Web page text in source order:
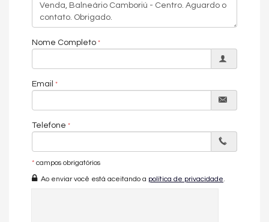
funcionalidade extra.
**Detalhes do Imóvel:**
- **Aquecimento de Água**: Conforto térmico garantido.
- **Ar Condicionado**: Controle de temperatura para seu
máximo conforto.
- **Churrasqueira**: Para momentos de lazer e
- **Piso Cerâmico e Laminado**: Beleza e durabilidade.
- **Sala de Estar e Sala de Jantar**: Ambientes sofisticados
Nome Completo
Email
Telefone
* campos obrigatórios
Ao enviar você está aceitando a política de privacidade